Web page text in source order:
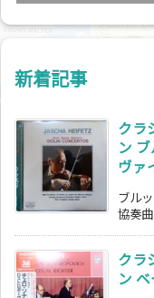
新着記事
クラ
ン
ヴァ
ブル
協奏
クラ
ン